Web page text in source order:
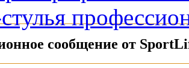
сообщение от